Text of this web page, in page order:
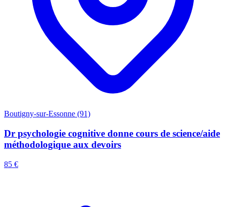
Boutigny-sur-Essonne (91)
Dr psychologie cognitive donne cours de science/aide
méthodologique aux devoirs
85 €